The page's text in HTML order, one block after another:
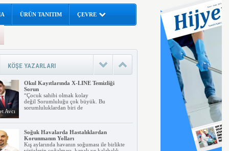
ÜRÜN TANITIM ÇEVRE
KÖŞE YAZARLARI
Avcı
Okul Kayıtlarında X-LINE Temizliği
Sorun
“Çocuk sahibi olmak kolay
değil Sorumluluğu çok büyük. Bu
sorumluluklardan biri de
Soğuk Havalarda Hastalıklardan
Korunmanın Yolları
Kış aylarında havanın soğuması ile birlikte